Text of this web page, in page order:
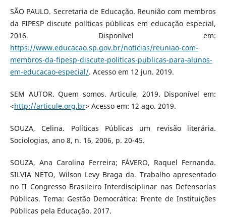
SÃO PAULO. Secretaria de Educação. Reunião com membros
da FIPESP discute políticas públicas em educação especial,
2016. Disponível em:
https://www.educacao.sp.gov.br/noticias/reuniao-com-
membros-da-fipesp-discute-politicas-publicas-para-alunos-
em-educacao-especial/. Acesso em 12 jun. 2019.
SEM AUTOR. Quem somos. Articule, 2019. Disponível em:
<http://articule.org.br> Acesso em: 12 ago. 2019.
SOUZA, Celina. Políticas Públicas um revisão literária.
Sociologias, ano 8, n. 16, 2006, p. 20-45.
SOUZA, Ana Carolina Ferreira; FÁVERO, Raquel Fernanda.
SILVIA NETO, Wilson Levy Braga da. Trabalho apresentado
no II Congresso Brasileiro Interdisciplinar nas Defensorias
Públicas. Tema: Gestão Democrática: Frente de Instituições
Públicas pela Educação. 2017.